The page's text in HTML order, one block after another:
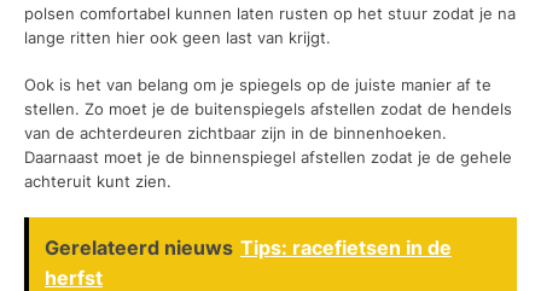
polsen comfortabel kunnen laten rusten op het stuur zodat je na
lange ritten hier ook geen last van krijgt.
Ook is het van belang om je spiegels op de juiste manier af te
stellen. Zo moet je de buitenspiegels afstellen zodat de hendels
van de achterdeuren zichtbaar zijn in de binnenhoeken.
Daarnaast moet je de binnenspiegel afstellen zodat je de gehele
achteruit kunt zien.
Gerelateerd nieuws Tips: racefietsen in de
herfst